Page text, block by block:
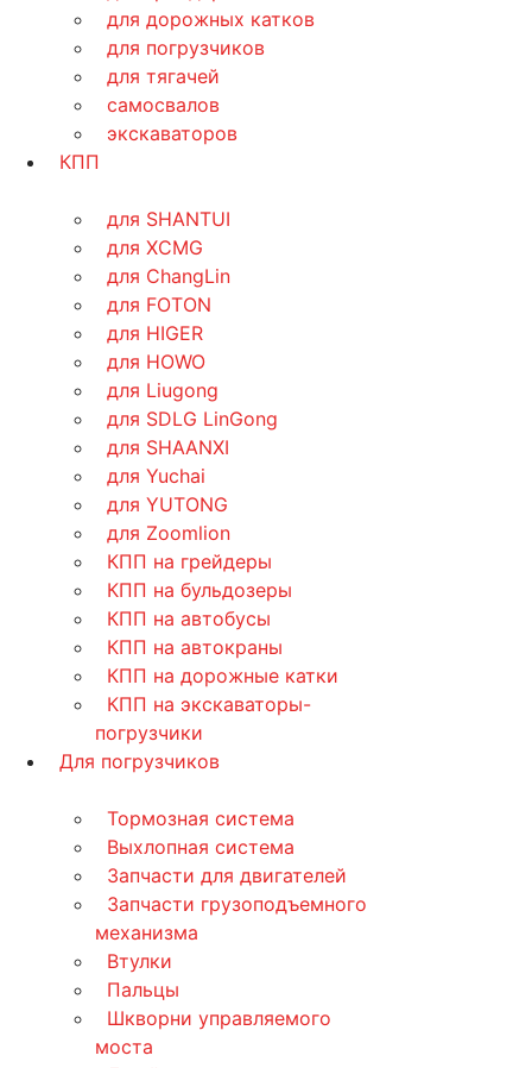
для дорожных катков
для погрузчиков
для тягачей
самосвалов
экскаваторов
КПП
для SHANTUI
для XCMG
для ChangLin
для FOTON
для HIGER
для HOWO
для Liugong
для SDLG LinGong
для SHAANXI
для Yuchai
для YUTONG
для Zoomlion
КПП на грейдеры
КПП на бульдозеры
КПП на автобусы
КПП на автокраны
КПП на дорожные катки
КПП на экскаваторы-
погрузчики
Для погрузчиков
Тормозная система
Выхлопная система
Запчасти для двигателей
Запчасти грузоподъемного
механизма
Втулки
Пальцы
Шкворни управляемого
моста